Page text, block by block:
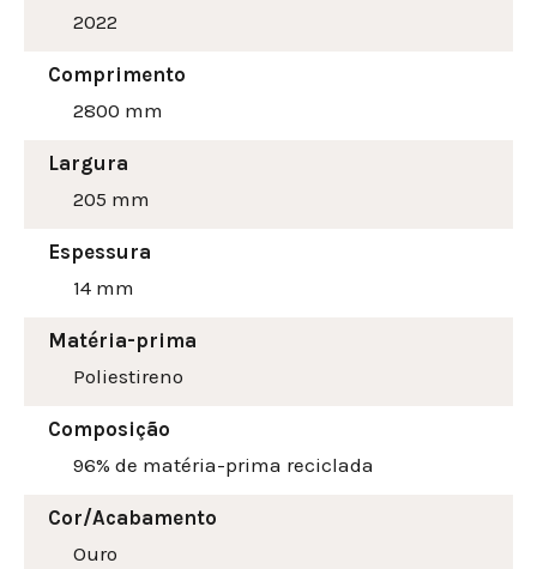
2022
Comprimento
2800 mm
Largura
205 mm
Espessura
14 mm
Matéria-prima
Poliestireno
Composição
96% de matéria-prima reciclada
Cor/Acabamento
Ouro